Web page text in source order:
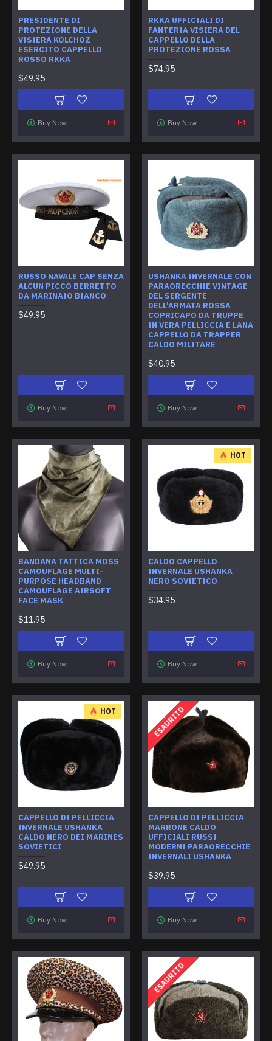
PRESIDENTE DI
PROTEZIONE DELLA
VISIERA KOLCHOZ
ESERCITO CAPPELLO
ROSSO RKKA
$49.95
Buy Now
RKKA UFFICIALI DI
FANTERIA VISIERA DEL
CAPPELLO DELLA
PROTEZIONE ROSSA
$74.95
Buy Now
RUSSO NAVALE CAP SENZA
ALCUN PICCO BERRETTO
DA MARINAIO BIANCO
$49.95
Buy Now
USHANKA INVERNALE CON
PARAORECCHIE VINTAGE
DEL SERGENTE
DELL'ARMATA ROSSA
COPRICAPO DA TRUPPE
IN VERA PELLICCIA E LANA
CAPPELLO DA TRAPPER
CALDO MILITARE
$40.95
Buy Now
BANDANA TATTICA MOSS
CAMOUFLAGE MULTI-
PURPOSE HEADBAND
CAMOUFLAGE AIRSOFT
FACE MASK
$11.95
Buy Now
HOT
CALDO CAPPELLO
INVERNALE USHANKA
NERO SOVIETICO
$34.95
Buy Now
HOT
CAPPELLO DI PELLICCIA
INVERNALE USHANKA
CALDO NERO DEI MARINES
SOVIETICI
$49.95
Buy Now
ESAURITO
CAPPELLO DI PELLICCIA
MARRONE CALDO
UFFICIALI RUSSI
MODERNI PARAORECCHIE
INVERNALI USHANKA
$39.95
Buy Now
ESAURITO